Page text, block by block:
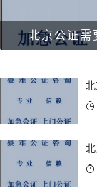
北京公证需
北